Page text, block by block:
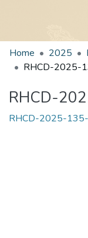
Home 2025
RHCD-
RHCD-2025-